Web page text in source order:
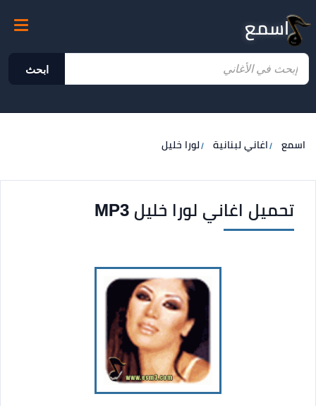
اسمع
ابحث
اسمع اغاني لبنانية لورا خليل
تحميل اغاني لورا خليل MP3